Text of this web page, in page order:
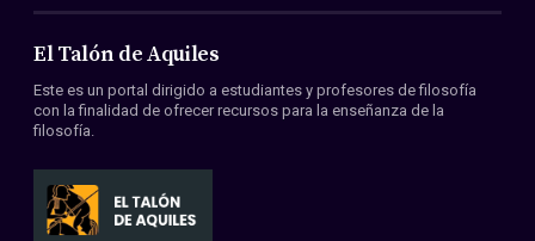
Acerca de nosotros
Miembros
Convenios
El Talón de Aquiles
Este es un portal dirigido a estudiantes y profesores de filosofía
con la finalidad de ofrecer recursos para la enseñanza de la
filosofía.